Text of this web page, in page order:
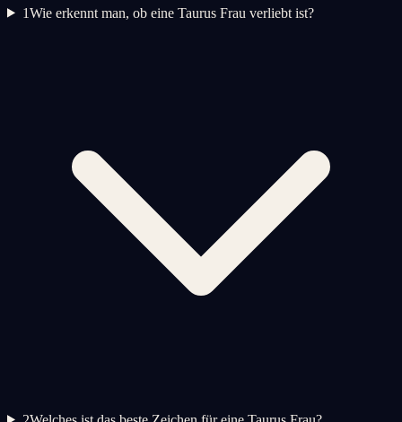
1Wie erkennt man, ob eine Taurus Frau verliebt ist?